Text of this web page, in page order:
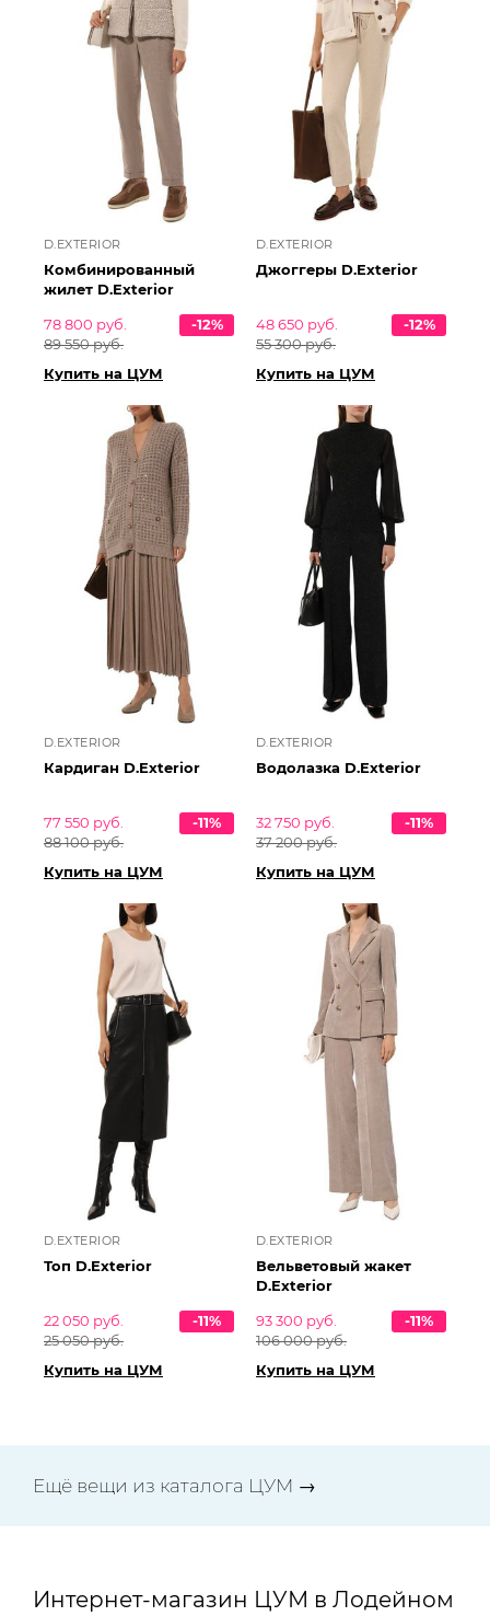
D.EXTERIOR
Комбинированный
жилет D.Exterior
78 800 руб.
89 550 руб.
-12%
Купить на ЦУМ
D.EXTERIOR
Джоггеры D.Exterior
48 650 руб.
55 300 руб.
-12%
Купить на ЦУМ
D.EXTERIOR
Кардиган D.Exterior
77 550 руб.
88 100 руб.
-11%
Купить на ЦУМ
D.EXTERIOR
Водолазка D.Exterior
32 750 руб.
37 200 руб.
-11%
Купить на ЦУМ
D.EXTERIOR
Топ D.Exterior
22 050 руб.
25 050 руб.
-11%
Купить на ЦУМ
D.EXTERIOR
Вельветовый жакет
D.Exterior
93 300 руб.
106 000 руб.
-11%
Купить на ЦУМ
Ещё вещи из каталога ЦУМ →
Интернет-магазин ЦУМ в Лодейном